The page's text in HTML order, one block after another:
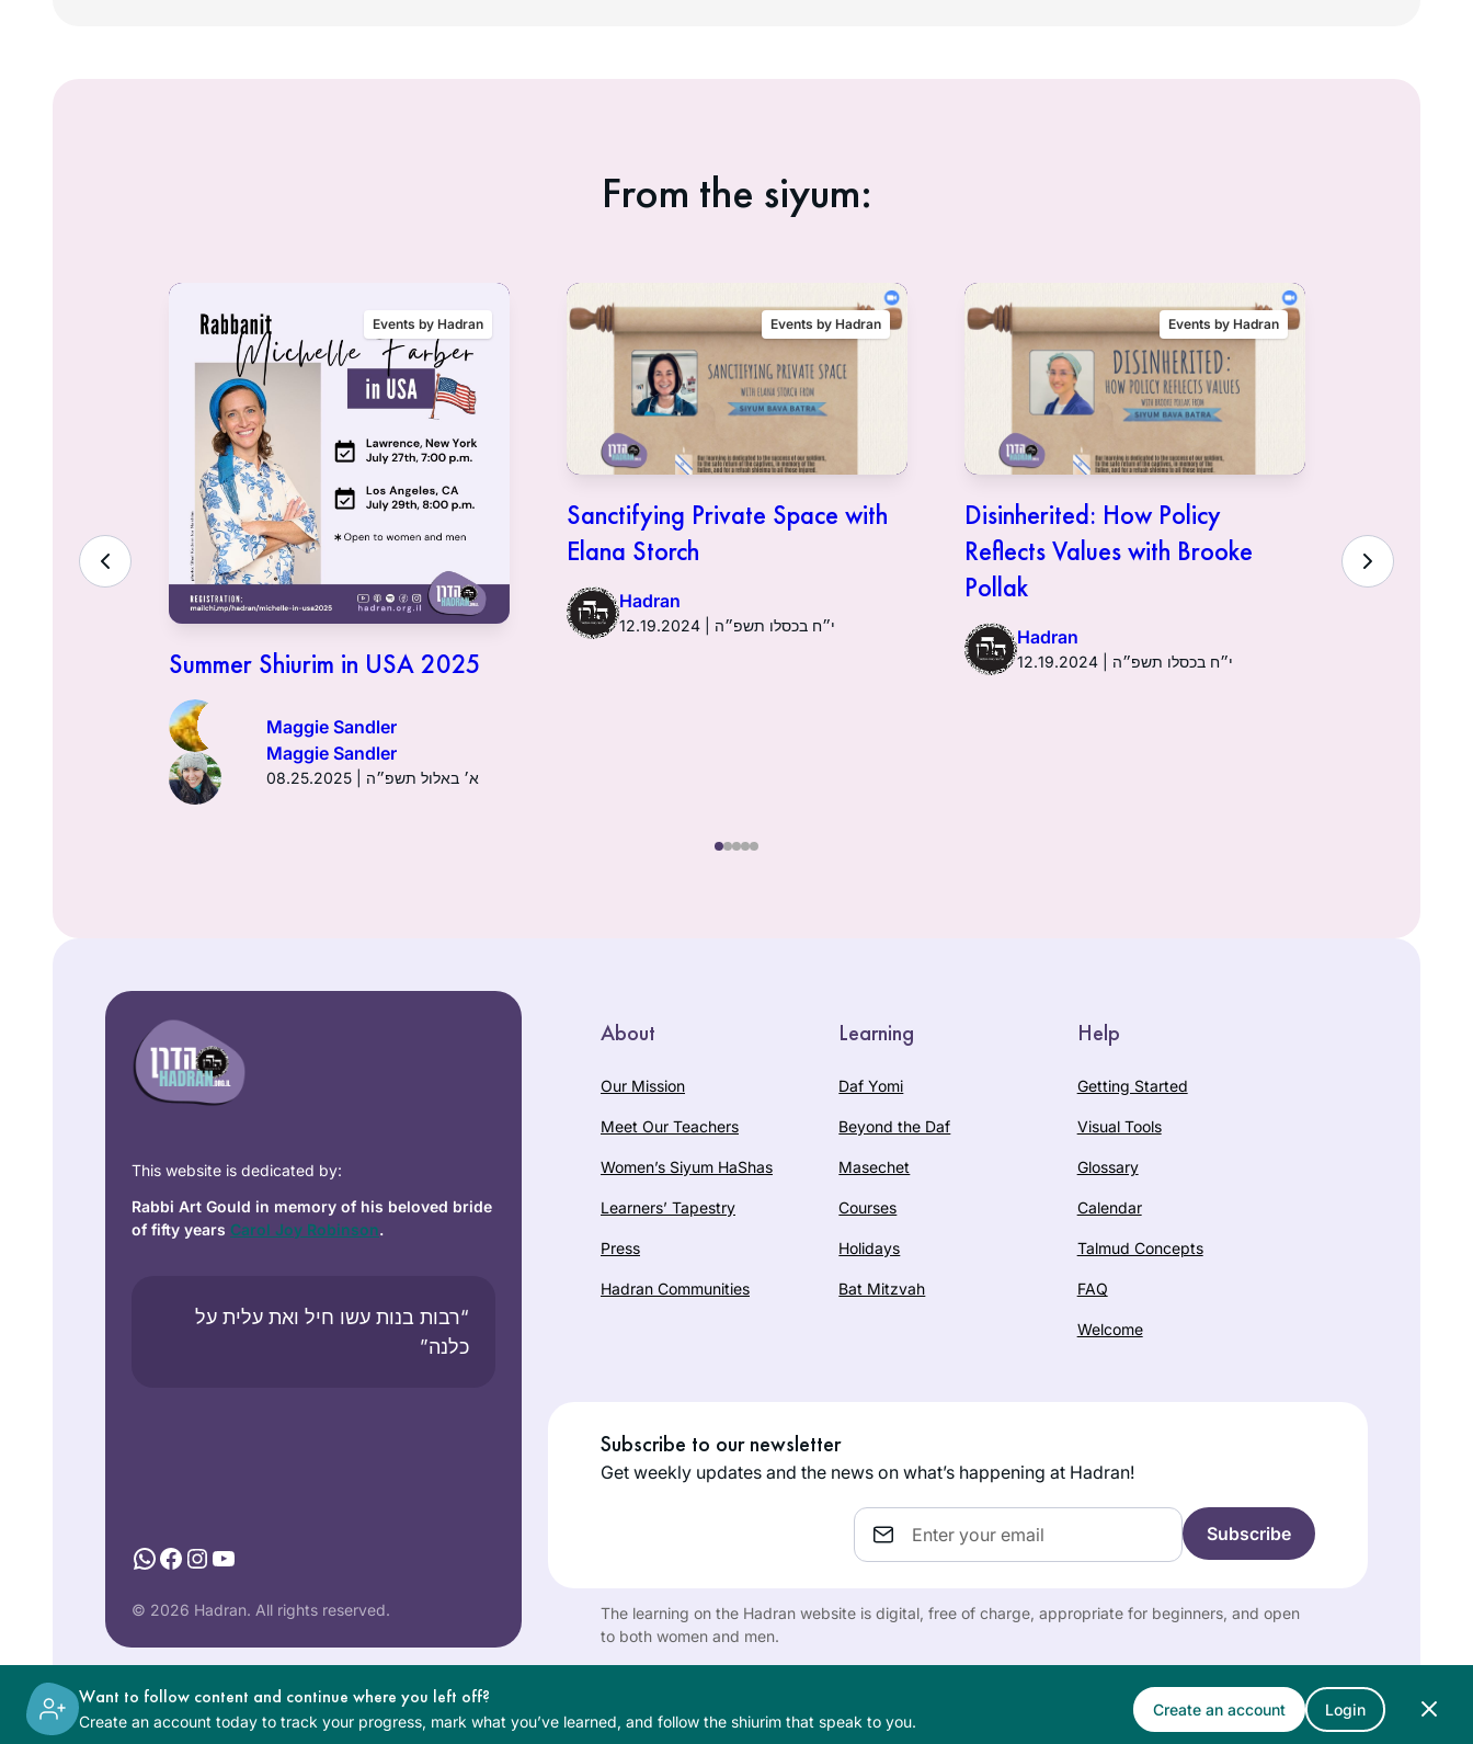
From the siyum:
Events by Hadran
Summer Shiurim in USA 2025
Maggie Sandler
Maggie Sandler
08.25.2025 | א׳ באלול תשפ״ה
Events by Hadran
Sanctifying Private Space with
Elana Storch
Hadran
12.19.2024 | י״ח בכסלו תשפ״ה
Events by Hadran
Disinherited: How Policy
Reflects Values with Brooke
Pollak
Hadran
12.19.2024 | י״ח בכסלו תשפ״ה
This website is dedicated by:
Rabbi Art Gould in memory of his beloved bride
of fifty years Carol Joy Robinson.
“רבות בנות עשו חיל ואת עלית על
כלנה”
WhatsApp
Facebook
Instagram
YouTube
© 2026 Hadran. All rights reserved.
About
Our Mission
Meet Our Teachers
Women’s Siyum HaShas
Learners’ Tapestry
Press
Hadran Communities
Learning
Daf Yomi
Beyond the Daf
Masechet
Courses
Holidays
Bat Mitzvah
Help
Getting Started
Visual Tools
Glossary
Calendar
Talmud Concepts
FAQ
Welcome
Subscribe to our newsletter
Get weekly updates and the news on what’s happening at Hadran!
Email
The learning on the Hadran website is digital, free of charge, appropriate for beginners, and open
to both women and men.
Want to follow content and continue where you left off?
Create an account today to track your progress, mark what you’ve learned, and follow the shiurim that speak to you.
Create an account Login